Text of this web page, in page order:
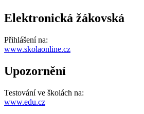
Elektronická žákovská
Přihlášení na:
www.skolaonline.cz
Upozornění
Testování ve školách na:
www.edu.cz